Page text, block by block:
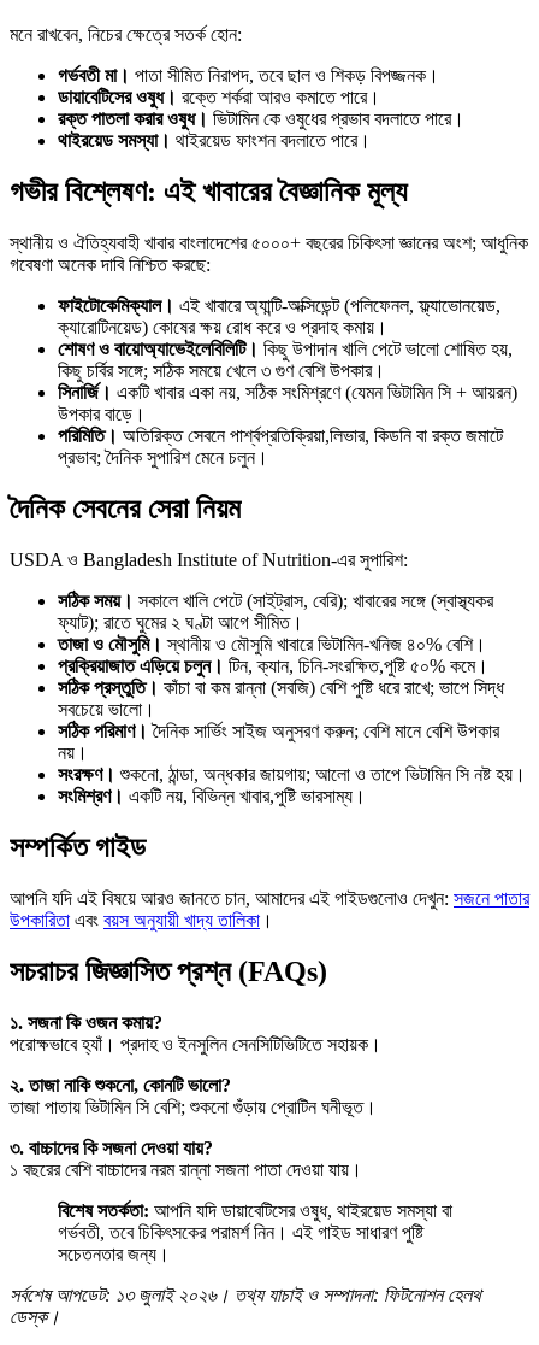
মনে রাখবেন, নিচের ক্ষেত্রে সতর্ক হোন:
গর্ভবতী মা। পাতা সীমিত নিরাপদ, তবে ছাল ও শিকড় বিপজ্জনক।
ডায়াবেটিসের ওষুধ। রক্তে শর্করা আরও কমাতে পারে।
রক্ত পাতলা করার ওষুধ। ভিটামিন কে ওষুধের প্রভাব বদলাতে পারে।
থাইরয়েড সমস্যা। থাইরয়েড ফাংশন বদলাতে পারে।
গভীর বিশ্লেষণ: এই খাবারের বৈজ্ঞানিক মূল্য
স্থানীয় ও ঐতিহ্যবাহী খাবার বাংলাদেশের ৫০০০+ বছরের চিকিৎসা জ্ঞানের অংশ; আধুনিক
গবেষণা অনেক দাবি নিশ্চিত করছে:
ফাইটোকেমিক্যাল। এই খাবারে অ্যান্টি-অক্সিডেন্ট (পলিফেনল, ফ্ল্যাভোনয়েড,
ক্যারোটিনয়েড) কোষের ক্ষয় রোধ করে ও প্রদাহ কমায়।
শোষণ ও বায়োঅ্যাভেইলেবিলিটি। কিছু উপাদান খালি পেটে ভালো শোষিত হয়,
কিছু চর্বির সঙ্গে; সঠিক সময়ে খেলে ৩ গুণ বেশি উপকার।
সিনার্জি। একটি খাবার একা নয়, সঠিক সংমিশ্রণে (যেমন ভিটামিন সি + আয়রন)
উপকার বাড়ে।
পরিমিতি। অতিরিক্ত সেবনে পার্শ্বপ্রতিক্রিয়া,লিভার, কিডনি বা রক্ত জমাটে
প্রভাব; দৈনিক সুপারিশ মেনে চলুন।
দৈনিক সেবনের সেরা নিয়ম
USDA ও Bangladesh Institute of Nutrition-এর সুপারিশ:
সঠিক সময়। সকালে খালি পেটে (সাইট্রাস, বেরি); খাবারের সঙ্গে (স্বাস্থ্যকর
ফ্যাট); রাতে ঘুমের ২ ঘণ্টা আগে সীমিত।
তাজা ও মৌসুমি। স্থানীয় ও মৌসুমি খাবারে ভিটামিন-খনিজ ৪০% বেশি।
প্রক্রিয়াজাত এড়িয়ে চলুন। টিন, ক্যান, চিনি-সংরক্ষিত,পুষ্টি ৫০% কমে।
সঠিক প্রস্তুতি। কাঁচা বা কম রান্না (সবজি) বেশি পুষ্টি ধরে রাখে; ভাপে সিদ্ধ
সবচেয়ে ভালো।
সঠিক পরিমাণ। দৈনিক সার্ভিং সাইজ অনুসরণ করুন; বেশি মানে বেশি উপকার
নয়।
সংরক্ষণ। শুকনো, ঠান্ডা, অন্ধকার জায়গায়; আলো ও তাপে ভিটামিন সি নষ্ট হয়।
সংমিশ্রণ। একটি নয়, বিভিন্ন খাবার,পুষ্টি ভারসাম্য।
সম্পর্কিত গাইড
আপনি যদি এই বিষয়ে আরও জানতে চান, আমাদের এই গাইডগুলোও দেখুন: সজনে পাতার
উপকারিতা এবং বয়স অনুযায়ী খাদ্য তালিকা ।
সচরাচর জিজ্ঞাসিত প্রশ্ন (FAQs)
১. সজনা কি ওজন কমায়?
পরোক্ষভাবে হ্যাঁ। প্রদাহ ও ইনসুলিন সেনসিটিভিটিতে সহায়ক।
২. তাজা নাকি শুকনো, কোনটি ভালো?
তাজা পাতায় ভিটামিন সি বেশি; শুকনো গুঁড়ায় প্রোটিন ঘনীভূত।
৩. বাচ্চাদের কি সজনা দেওয়া যায়?
১ বছরের বেশি বাচ্চাদের নরম রান্না সজনা পাতা দেওয়া যায়।
বিশেষ সতর্কতা: আপনি যদি ডায়াবেটিসের ওষুধ, থাইরয়েড সমস্যা বা
গর্ভবতী, তবে চিকিৎসকের পরামর্শ নিন। এই গাইড সাধারণ পুষ্টি
সচেতনতার জন্য।
সর্বশেষ আপডেট: ১৩ জুলাই ২০২৬। তথ্য যাচাই ও সম্পাদনা: ফিটনোশন হেলথ
ডেস্ক।